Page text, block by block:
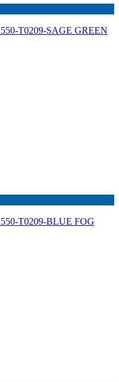
T0209-SAGE GREEN
T0209-BLUE FOG